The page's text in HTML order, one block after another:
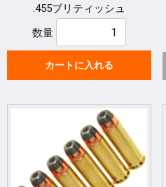
.455ブリティッシュ
数量
カートに入れる